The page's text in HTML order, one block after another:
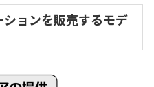
ョンを販売するモデ